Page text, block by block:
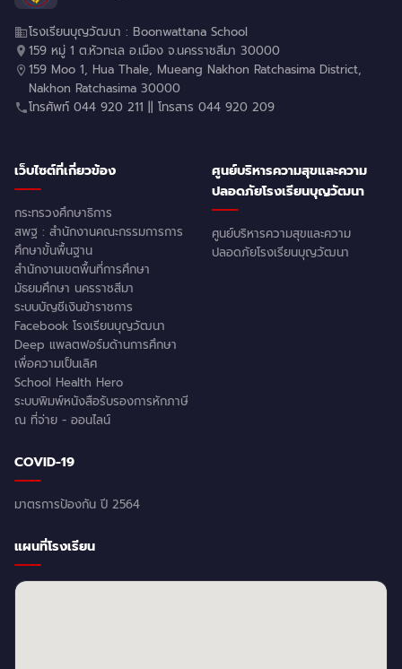
โรงเรียนบุญวัฒนา : Boonwattana School
159 หมู่ 1 ต.หัวทะเล อ.เมือง จ.นครราชสีมา 30000
159 Moo 1, Hua Thale, Mueang Nakhon Ratchasima District,
Nakhon Ratchasima 30000
โทรศัพท์ 044 920 211 || โทรสาร 044 920 209
เว็บไซต์ที่เกี่ยวข้อง
กระทรวงศึกษาธิการ
สพฐ : สำนักงานคณะกรรมการการ
ศึกษาขั้นพื้นฐาน
สำนักงานเขตพื้นที่การศึกษา
มัธยมศึกษา นครราชสีมา
ระบบบัญชีเงินข้าราชการ
Facebook โรงเรียนบุญวัฒนา
Deep แพลตฟอร์มด้านการศึกษา
เพื่อความเป็นเลิศ
School Health Hero
ระบบพิมพ์หนังสือรับรองการหักภาษี
ณ ที่จ่าย - ออนไลน์
ศูนย์บริหารความสุขและความ
ปลอดภัยโรงเรียนบุญวัฒนา
ศูนย์บริหารความสุขและความ
ปลอดภัยโรงเรียนบุญวัฒนา
COVID-19
มาตรการป้องกัน ปี 2564
แผนที่โรงเรียน